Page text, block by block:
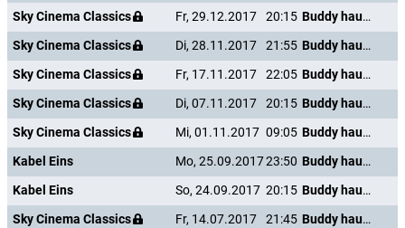
Sky Cinema Classics
Fr, 29.12.2017 20:15
Buddy haut den Lukas
Sky Cinema Classics
Di, 28.11.2017 21:55
Buddy haut den Lukas
Sky Cinema Classics
Fr, 17.11.2017 22:05
Buddy haut den Lukas
Sky Cinema Classics
Di, 07.11.2017 20:15
Buddy haut den Lukas
Sky Cinema Classics
Mi, 01.11.2017 09:05
Buddy haut den Lukas
Kabel Eins
Mo, 25.09.201723:50
Buddy haut den Lukas
Kabel Eins
So, 24.09.2017 20:15
Buddy haut den Lukas
Sky Cinema Classics
Fr, 14.07.2017 21:45
Buddy haut den Lukas